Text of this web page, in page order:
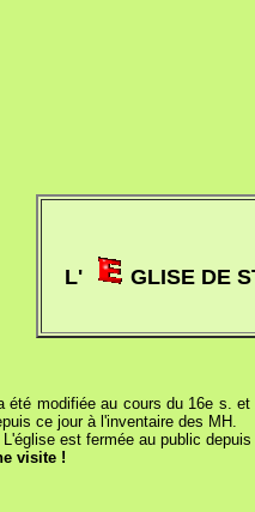
L' GLISE DE
été modifiée au cours du 16e s.
ce jour à l'inventaire des MH.
est fermée au public
visite !